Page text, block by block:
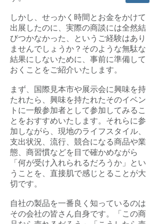
しかし、せっかく時間とお金をかけて
出展したのに、実際の商談には全然結
びつかなかった、というご経験はあり
ませんでしょうか？そのような無駄な
結果にしないために、事前に準備して
おくことをご紹介いたします。
まず、国際見本市や展示会に興味を持
たれたら、興味を持たれたそのイベン
トに一般参加者として参加してみるこ
とをおすすめいたします。それらに参
加しながら、現地のライフスタイル、
支出状況、流行、競合になる商品や業
態、商習慣などを目で確かめながら
「何が受け入れられるだろうか」とい
うことを、直接肌で感じとることが大
切です。
自社の製品を一番良く知っているのは
その会社の皆さん自身です。「この商